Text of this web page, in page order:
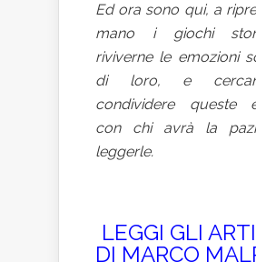
Ed ora sono qui, a
mano i giochi
riviverne le emozioni
di loro, e
condividere queste
con chi avrà la
leggerle.
LEGGI GLI
DI MARCO